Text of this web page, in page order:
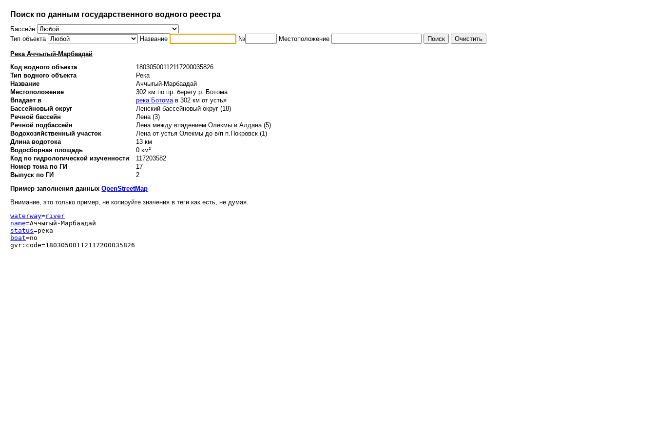
Поиск по данным государственного водного реестра
Бассейн
Тип объекта
Название № Местоположение
Река Аччыгый-Марбаадай
Код водного объекта
18030500112117200035826
Тип водного объекта
Река
Название
Аччыгый-Марбаадай
Местоположение
302 км по пр. берегу р. Ботома
Впадает в
река Ботомав 302 км от устья
Бассейновый округ
Ленский бассейновый округ (18)
Речной бассейн
Лена (3)
Речной подбассейн
Лена между впадением Олекмы и Алдана (5)
Водохозяйственный участок
Лена от устья Олекмы до в/п п.Покровск (1)
Длина водотока
13 км
Водосборная площадь
0 км²
Код по гидрологической изученности
117203582
Номер тома по ГИ
17
Выпуск по ГИ
2
Пример заполнения данныхOpenStreetMap
Внимание, это только пример, не копируйте значения в теги как есть, не думая.
waterway=river
name=Аччыгый-Марбаадай
status=река
boat=no
gvr:code=18030500112117200035826